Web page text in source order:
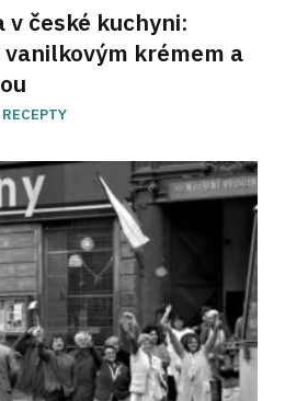
české kuchyni:
krémem a
RECEPTY